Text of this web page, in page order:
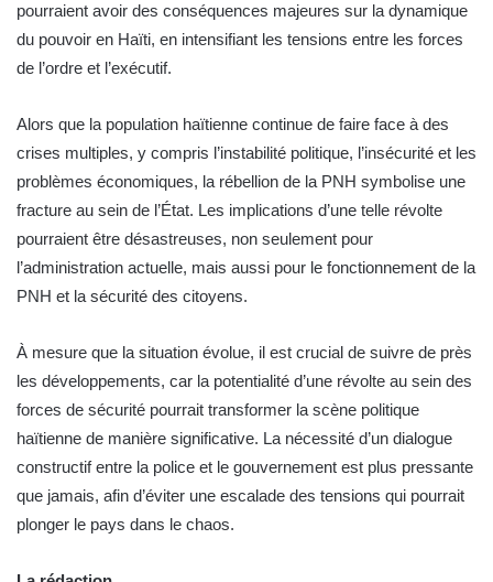
pourraient avoir des conséquences majeures sur la dynamique
du pouvoir en Haïti, en intensifiant les tensions entre les forces
de l’ordre et l’exécutif.
Alors que la population haïtienne continue de faire face à des
crises multiples, y compris l’instabilité politique, l’insécurité et les
problèmes économiques, la rébellion de la PNH symbolise une
fracture au sein de l’État. Les implications d’une telle révolte
pourraient être désastreuses, non seulement pour
l’administration actuelle, mais aussi pour le fonctionnement de la
PNH et la sécurité des citoyens.
À mesure que la situation évolue, il est crucial de suivre de près
les développements, car la potentialité d’une révolte au sein des
forces de sécurité pourrait transformer la scène politique
haïtienne de manière significative. La nécessité d’un dialogue
constructif entre la police et le gouvernement est plus pressante
que jamais, afin d’éviter une escalade des tensions qui pourrait
plonger le pays dans le chaos.